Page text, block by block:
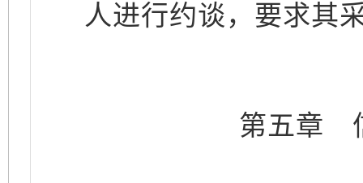
人进行约谈，要求其
第五章